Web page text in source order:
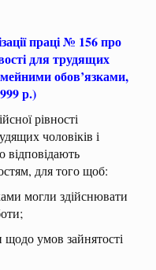
праці № 156 про
для трудящих
обов’язками,
р.)
рівності
чоловіків і
відповідають
для того щоб:
могли здійснювати
щодо умов зайнятості